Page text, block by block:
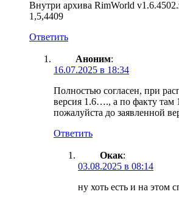
Внутри архива RimWorld
1,5,4409
Ответить
Аноним:
16.07.2025 в 18:34
Полностью согласен, при
версия 1.6…., а по факту
пожалуйста до заявленной
Ответить
Окак:
03.08.2025 в 08:14
ну хоть есть и на этом